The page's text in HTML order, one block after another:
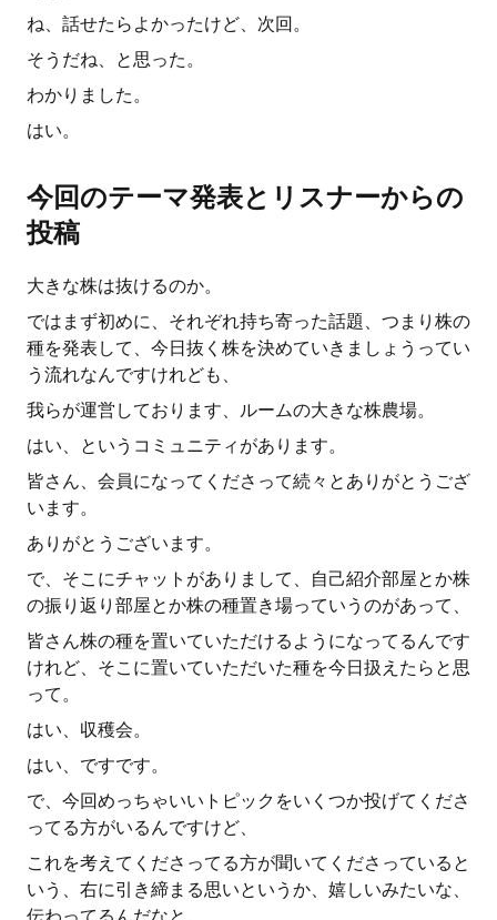
ね、話せたらよかったけど、次回。
そうだね、と思った。
わかりました。
はい。
今回のテーマ発表とリスナーからの
投稿
大きな株は抜けるのか。
ではまず初めに、それぞれ持ち寄った話題、つまり株の
種を発表して、今日抜く株を決めていきましょうってい
う流れなんですけれども、
我らが運営しております、ルームの大きな株農場。
はい、というコミュニティがあります。
皆さん、会員になってくださって続々とありがとうござ
います。
ありがとうございます。
で、そこにチャットがありまして、自己紹介部屋とか株
の振り返り部屋とか株の種置き場っていうのがあって、
皆さん株の種を置いていただけるようになってるんです
けれど、そこに置いていただいた種を今日扱えたらと思
って。
はい、収穫会。
はい、ですです。
で、今回めっちゃいいトピックをいくつか投げてくださ
ってる方がいるんですけど、
これを考えてくださってる方が聞いてくださっていると
いう、右に引き締まる思いというか、嬉しいみたいな、